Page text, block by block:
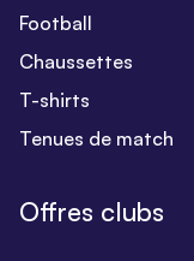
Football
Chaussettes
T-shirts
Tenues de match
Offres clubs